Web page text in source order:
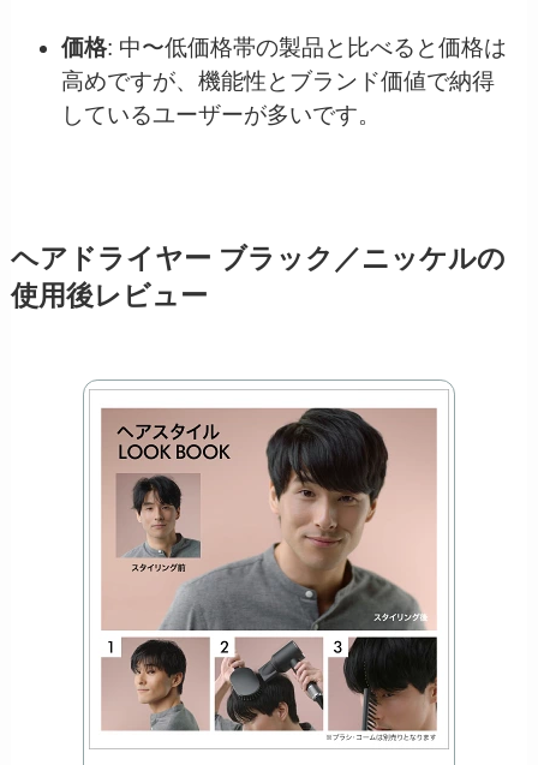
価格: 中〜低価格帯の製品と比べると価格は
高めですが、機能性とブランド価値で納得
しているユーザーが多いです。
ヘアドライヤー ブラック／ニッケルの
使用後レビュー